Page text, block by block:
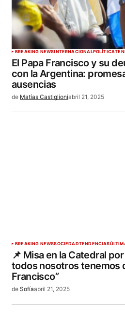
BREAKING NEWSINTERNACIONALPOLÍTICA
El Papa Francisco y su
con la Argentina:
ausencias
de Matías Castiglioniabril 21, 2025
BREAKING NEWSSOCIEDADTENDENCIAS
📌 Misa en la Catedral
todos nosotros tenemos
Francisco”
de Sofíaabril 21, 2025